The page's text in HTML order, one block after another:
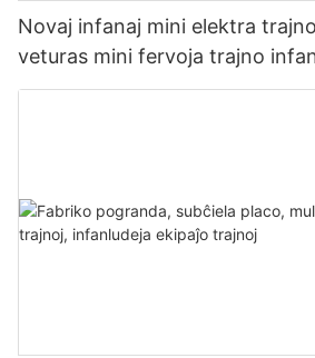
Novaj infanaj mini elektra
veturas mini fervoja trajno
elektran trajnon por vendo